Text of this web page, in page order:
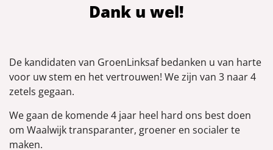
Dank u wel!
De kandidaten van GroenLinksaf bedanken u van harte
voor uw stem en het vertrouwen! We zijn van 3 naar 4
zetels gegaan.
We gaan de komende 4 jaar heel hard ons best doen
om Waalwijk transparanter, groener en socialer te
maken.